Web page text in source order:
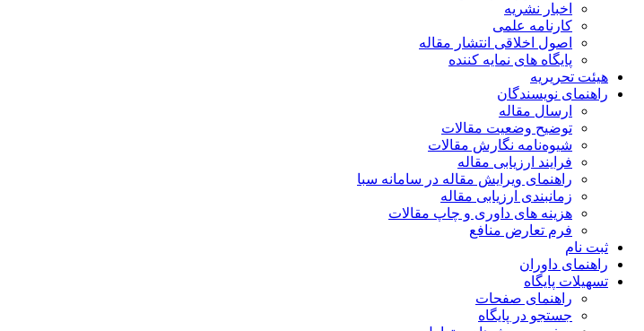
اخبار نشریه
کارنامه علمی
اصول اخلاقی انتشار مقاله
پایگاه های نمایه کننده
هیئت تحریریه
راهنمای نویسندگان
ارسال مقاله
توضیح وضعیت مقالات
شیوه‌نامه نگارش مقالات
فرایند ارزیابی مقاله
راهنمای ویرایش مقاله در سامانه سبا
زمانبندی ارزیابی مقاله
هزینه های داوری و چاپ مقالات
فرم تعارض منافع
ثبت نام
راهنمای داوران
تسهیلات پایگاه
راهنمای صفحات
جستجو در پایگاه